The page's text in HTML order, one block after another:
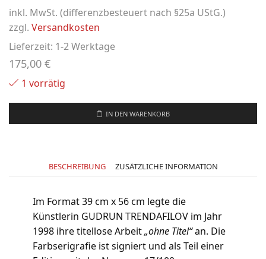
inkl. MwSt. (differenzbesteuert nach §25a UStG.)
zzgl. Versandkosten
Lieferzeit: 1-2 Werktage
175,00 €
1 vorrätig
IN DEN WARENKORB
BESCHREIBUNG ZUSÄTZLICHE INFORMATION
Im Format 39 cm x 56 cm legte die
Künstlerin GUDRUN TRENDAFILOV im Jahr
1998 ihre titellose Arbeit„ohne Titel“an. Die
Farbserigrafie ist signiert und als Teil einer